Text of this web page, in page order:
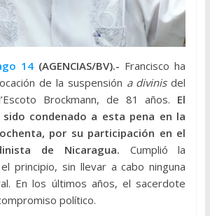
14 (AGENCIAS/BV).- Francisco ha
de la suspensión a divinisdel
Brockmann, de 81 años. El
condenado a esta pena en la
por su participación en el
de Nicaragua. Cumplió la
principio, sin llevar a cabo ninguna
En los últimos años, el sacerdote
político.